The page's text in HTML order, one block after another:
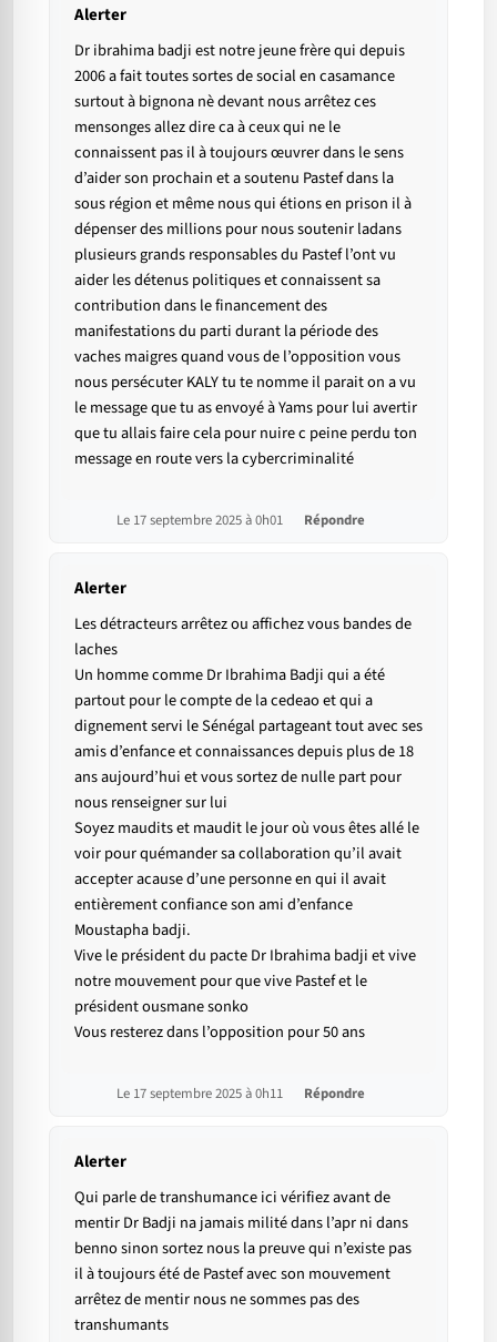
Alerter
Dr ibrahima badji est notre jeune frère qui depuis
2006 a fait toutes sortes de social en casamance
surtout à bignona nè devant nous arrêtez ces
mensonges allez dire ca à ceux qui ne le
connaissent pas il à toujours œuvrer dans le sens
d’aider son prochain et a soutenu Pastef dans la
sous région et même nous qui étions en prison il à
dépenser des millions pour nous soutenir ladans
plusieurs grands responsables du Pastef l’ont vu
aider les détenus politiques et connaissent sa
contribution dans le financement des
manifestations du parti durant la période des
vaches maigres quand vous de l’opposition vous
nous persécuter KALY tu te nomme il parait on a vu
le message que tu as envoyé à Yams pour lui avertir
que tu allais faire cela pour nuire c peine perdu ton
message en route vers la cybercriminalité
Le 17 septembre 2025 à 0h01 Répondre
Alerter
Les détracteurs arrêtez ou affichez vous bandes de
laches
Un homme comme Dr Ibrahima Badji qui a été
partout pour le compte de la cedeao et qui a
dignement servi le Sénégal partageant tout avec ses
amis d’enfance et connaissances depuis plus de 18
ans aujourd’hui et vous sortez de nulle part pour
nous renseigner sur lui
Soyez maudits et maudit le jour où vous êtes allé le
voir pour quémander sa collaboration qu’il avait
accepter acause d’une personne en qui il avait
entièrement confiance son ami d’enfance
Moustapha badji.
Vive le président du pacte Dr Ibrahima badji et vive
notre mouvement pour que vive Pastef et le
président ousmane sonko
Vous resterez dans l’opposition pour 50 ans
Le 17 septembre 2025 à 0h11 Répondre
Alerter
Qui parle de transhumance ici vérifiez avant de
mentir Dr Badji na jamais milité dans l’apr ni dans
benno sinon sortez nous la preuve qui n’existe pas
il à toujours été de Pastef avec son mouvement
arrêtez de mentir nous ne sommes pas des
transhumants